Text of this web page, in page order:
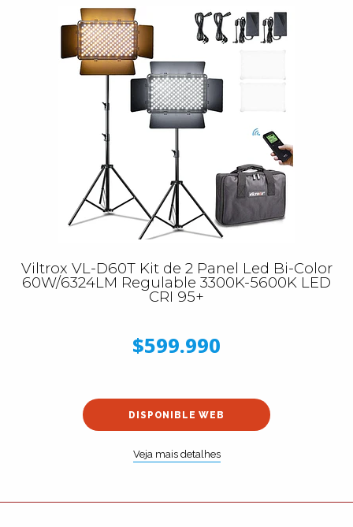
Viltrox VL-D60T Kit de 2 Panel Led Bi-Color
60W/6324LM Regulable 3300K-5600K LED
CRI 95+
$599.990
DISPONIBLE WEB
Veja mais detalhes